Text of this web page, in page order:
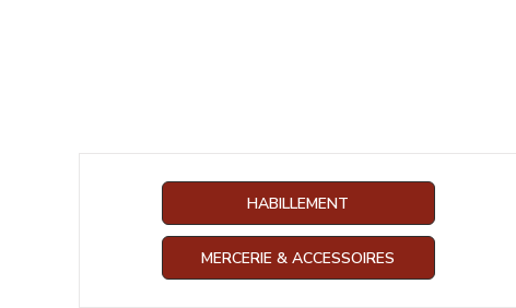
HABILLEMENT
MERCERIE & ACCESSOIRES